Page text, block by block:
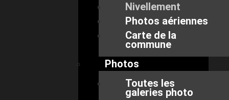
Nivellement
Photos aériennes
Carte de la
commune
Photos
Toutes les
galeries photo